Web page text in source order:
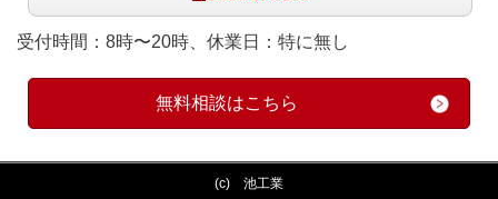
受付時間： 8時〜20時、 休業日：特に無し
無料相談はこちら
(c) 池工業